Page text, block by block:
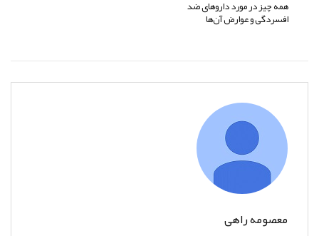
همه چیز در مورد داروهای ضد
افسردگی و عوارض آن‌ها
معصومه راهی